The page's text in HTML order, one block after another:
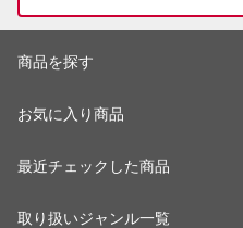
商品を探す
お気に入り商品
最近チェックした商品
取り扱いジャンル一覧